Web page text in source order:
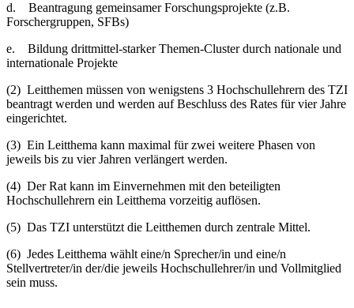
d. Beantragung gemeinsamer Forschungsprojekte (z.B.
Forschergruppen, SFBs)
e. Bildung drittmittel-starker Themen-Cluster durch nationale und
internationale Projekte
(2) Leitthemen müssen von wenigstens 3 Hochschullehrern des TZI
beantragt werden und werden auf Beschluss des Rates für vier Jahre
eingerichtet.
(3) Ein Leitthema kann maximal für zwei weitere Phasen von
jeweils bis zu vier Jahren verlängert werden.
(4) Der Rat kann im Einvernehmen mit den beteiligten
Hochschullehrern ein Leitthema vorzeitig auflösen.
(5) Das TZI unterstützt die Leitthemen durch zentrale Mittel.
(6) Jedes Leitthema wählt eine/n Sprecher/in und eine/n
Stellvertreter/in der/die jeweils Hochschullehrer/in und Vollmitglied
sein muss.